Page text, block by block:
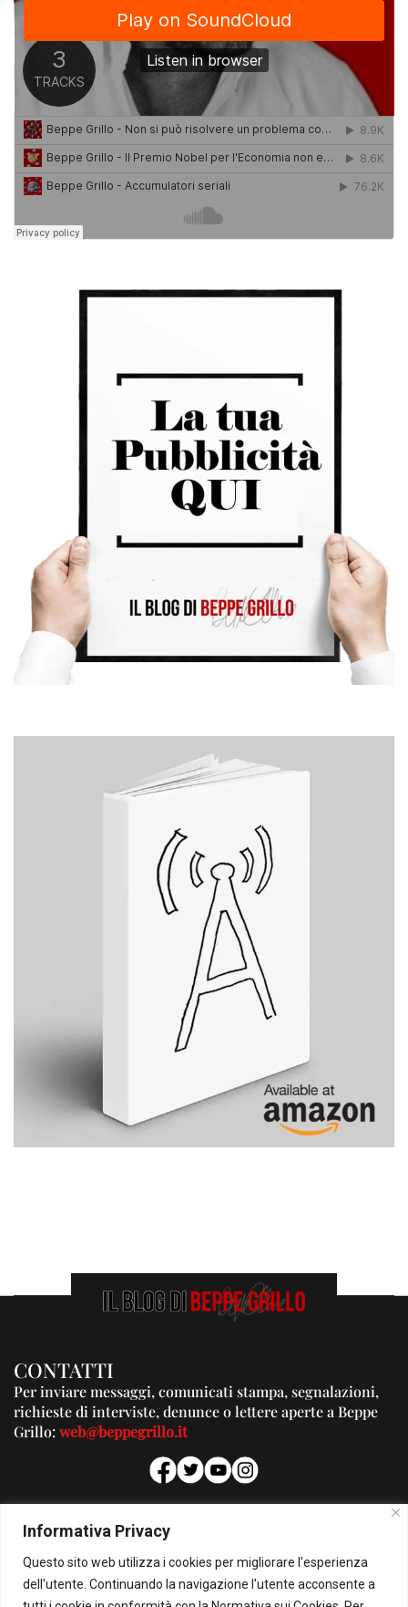
Informativa Privacy
Questo sito web utilizza i cookies per migliorare l'esperienza
dell'utente. Continuando la navigazione l'utente acconsente a
CONTATTI
Per inviare messaggi, comunicati stampa, segnalazioni,
richieste di interviste, denunce o lettere aperte a Beppe
Grillo:web@beppegrillo.it
PUBBLICITA'
Per la tua pubblicità su questo Blog:
pubblicita@beppegrillo.it